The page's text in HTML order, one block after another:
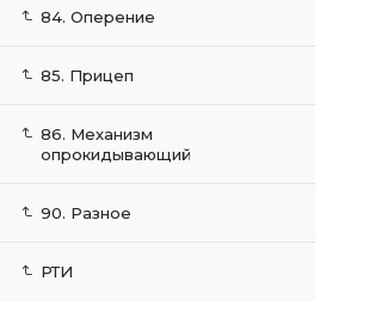
84. Оперение
85. Прицеп
86. Механизм
опрокидывающий
90. Разное
РТИ